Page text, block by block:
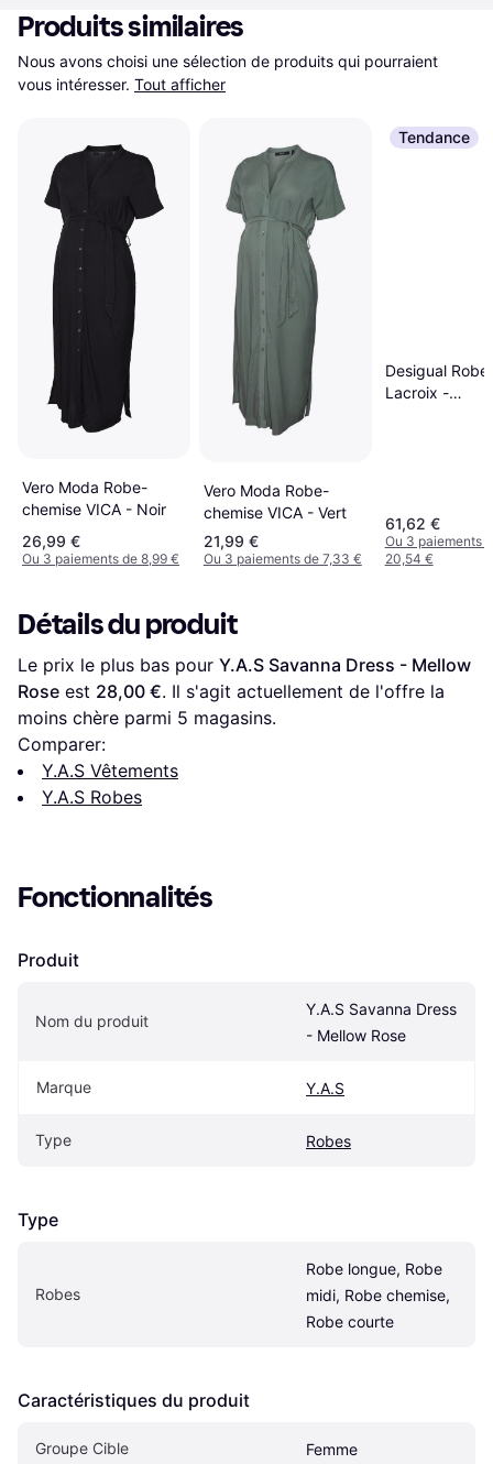
Produits similaires
Nous avons choisi une sélection de produits qui pourraient
vous intéresser. Tout afficher
Vero Moda Robe-
chemise VICA - Noir
26,99 €
Ou 3 paiements de 8,99 €
Vero Moda Robe-
chemise VICA - Vert
21,99 €
Ou 3 paiements de 7,33 €
Tendance
Desigual Robe
Lacroix -
61,62 €
Ou 3 paiements
20,54 €
Détails du produit
Le prix le plus bas pour Y.A.S Savanna Dress - Mellow
Rose est 28,00 €. Il s'agit actuellement de l'offre la
moins chère parmi 5 magasins.
Comparer:
Y.A.S Vêtements
Y.A.S Robes
Fonctionnalités
Produit
Nom du produit
Y.A.S Savanna Dress
- Mellow Rose
Marque Y.A.S
Type Robes
Type
Robes
Robe longue, Robe
midi, Robe chemise,
Robe courte
Caractéristiques du produit
Groupe Cible Femme